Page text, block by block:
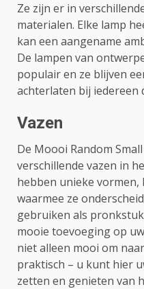
Ze zijn er in
materialen. Elke lamp
kan een aangename
De lampen van
populair en ze blijven
achterlaten bij iedereen
Vazen
De Moooi Random
verschillende vazen in
hebben unieke
waarmee ze
gebruiken als
mooie toevoeging op
niet alleen mooi om
praktisch – u kunt hier
zetten en genieten van